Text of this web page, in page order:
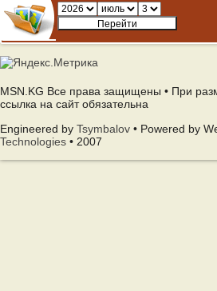
MSN.KG Все права защищены • При
ссылка на сайт обязательна
Engineered by Tsymbalov • Powered by
Technologies • 2007